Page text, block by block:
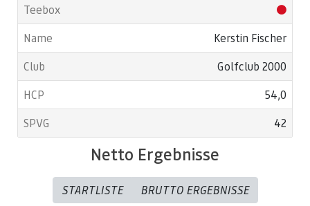
Kerstin Fischer
Golfclub 2000
54,0
42
Netto Ergebnisse
STARTLISTE BRUTTO ERGEBNISSE